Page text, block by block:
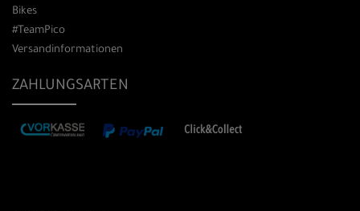
Bikes
#TeamPico
Versandinformationen
ZAHLUNGSARTEN